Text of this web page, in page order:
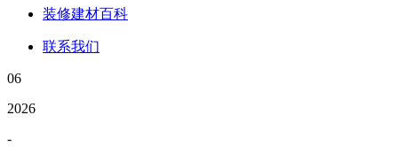
装修建材百科
联系我们
06
2026
-